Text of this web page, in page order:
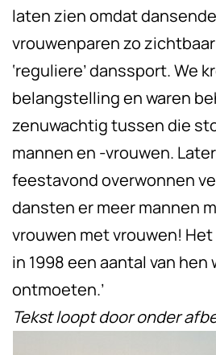
laten zien omdat
vrouwenparen zo
‘reguliere’ danssport. We
belangstelling en waren
zenuwachtig tussen die
mannen en -vrouwen.
feestavond overwonnen
dansten er meer mannen
vrouwen met vrouwen!
in 1998 een aantal van hen
ontmoeten.’
Tekst loopt door onder